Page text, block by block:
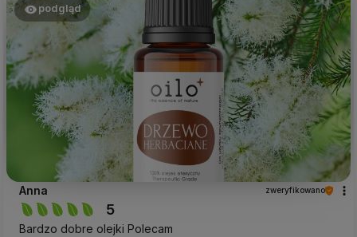
podgląd
Anna zweryfikowano
5
Bardzo dobre olejki Polecam